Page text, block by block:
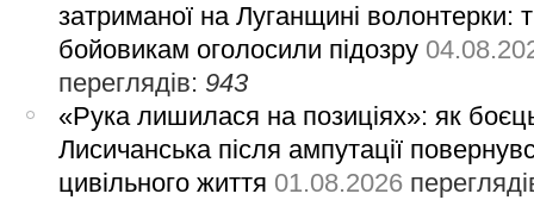
затриманої на Луганщині волонтерки:
бойовикам оголосили підозру
переглядів: 943
«Рука лишилася на позиціях»: як
Лисичанська після ампутації
цивільного життя 01.08.2026